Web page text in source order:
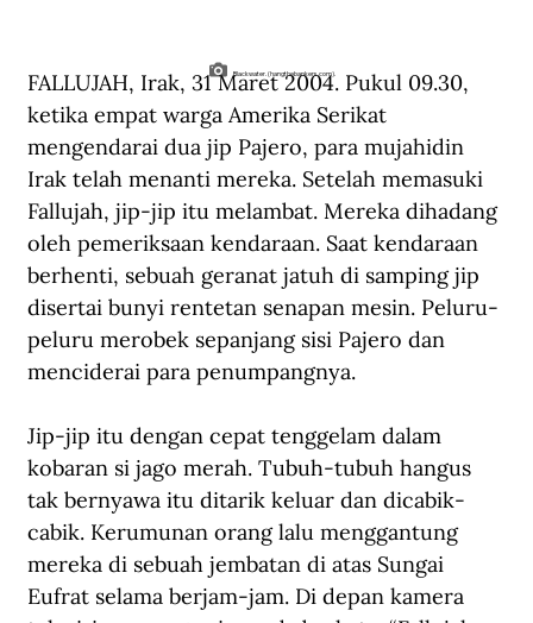
Blackwater. (hangthebankers.com).
FALLUJAH, Irak, 31 Maret 2004. Pukul 09.30,
ketika empat warga Amerika Serikat
mengendarai dua jip Pajero, para mujahidin
Irak telah menanti mereka. Setelah memasuki
Fallujah, jip-jip itu melambat. Mereka dihadang
oleh pemeriksaan kendaraan. Saat kendaraan
berhenti, sebuah geranat jatuh di samping jip
disertai bunyi rentetan senapan mesin. Peluru-
peluru merobek sepanjang sisi Pajero dan
menciderai para penumpangnya.
Jip-jip itu dengan cepat tenggelam dalam
kobaran si jago merah. Tubuh-tubuh hangus
tak bernyawa itu ditarik keluar dan dicabik-
cabik. Kerumunan orang lalu menggantung
mereka di sebuah jembatan di atas Sungai
Eufrat selama berjam-jam. Di depan kamera